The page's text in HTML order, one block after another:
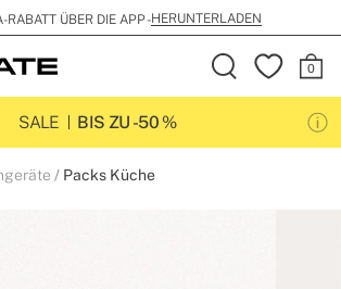
RABATT ÜBER DIE APP -HERUNTERLADEN
SALE
BIS ZU -50 %
Packs Küche